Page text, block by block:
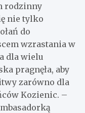
rodzinny
nie tylko
do
wzrastania w
dla wielu
pragnęła, aby
zarówno dla
Kozienic. –